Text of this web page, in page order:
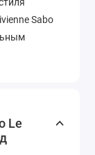
Sabo
Le